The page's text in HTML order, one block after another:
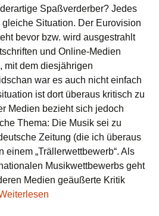
Spaßverderber? Jedes
Situation. Der Eurovision
bevor bzw. wird ausgestrahlt
und Online-Medien
mit dem diesjährigen
war es auch nicht einfach
ist dort überaus kritisch zu
Medien bezieht sich jedoch
Thema: Die Musik sei zu
Zeitung (die ich überaus
einem „Trällerwettbewerb“. Als
Musikwettbewerbs geht
Medien geäußerte Kritik